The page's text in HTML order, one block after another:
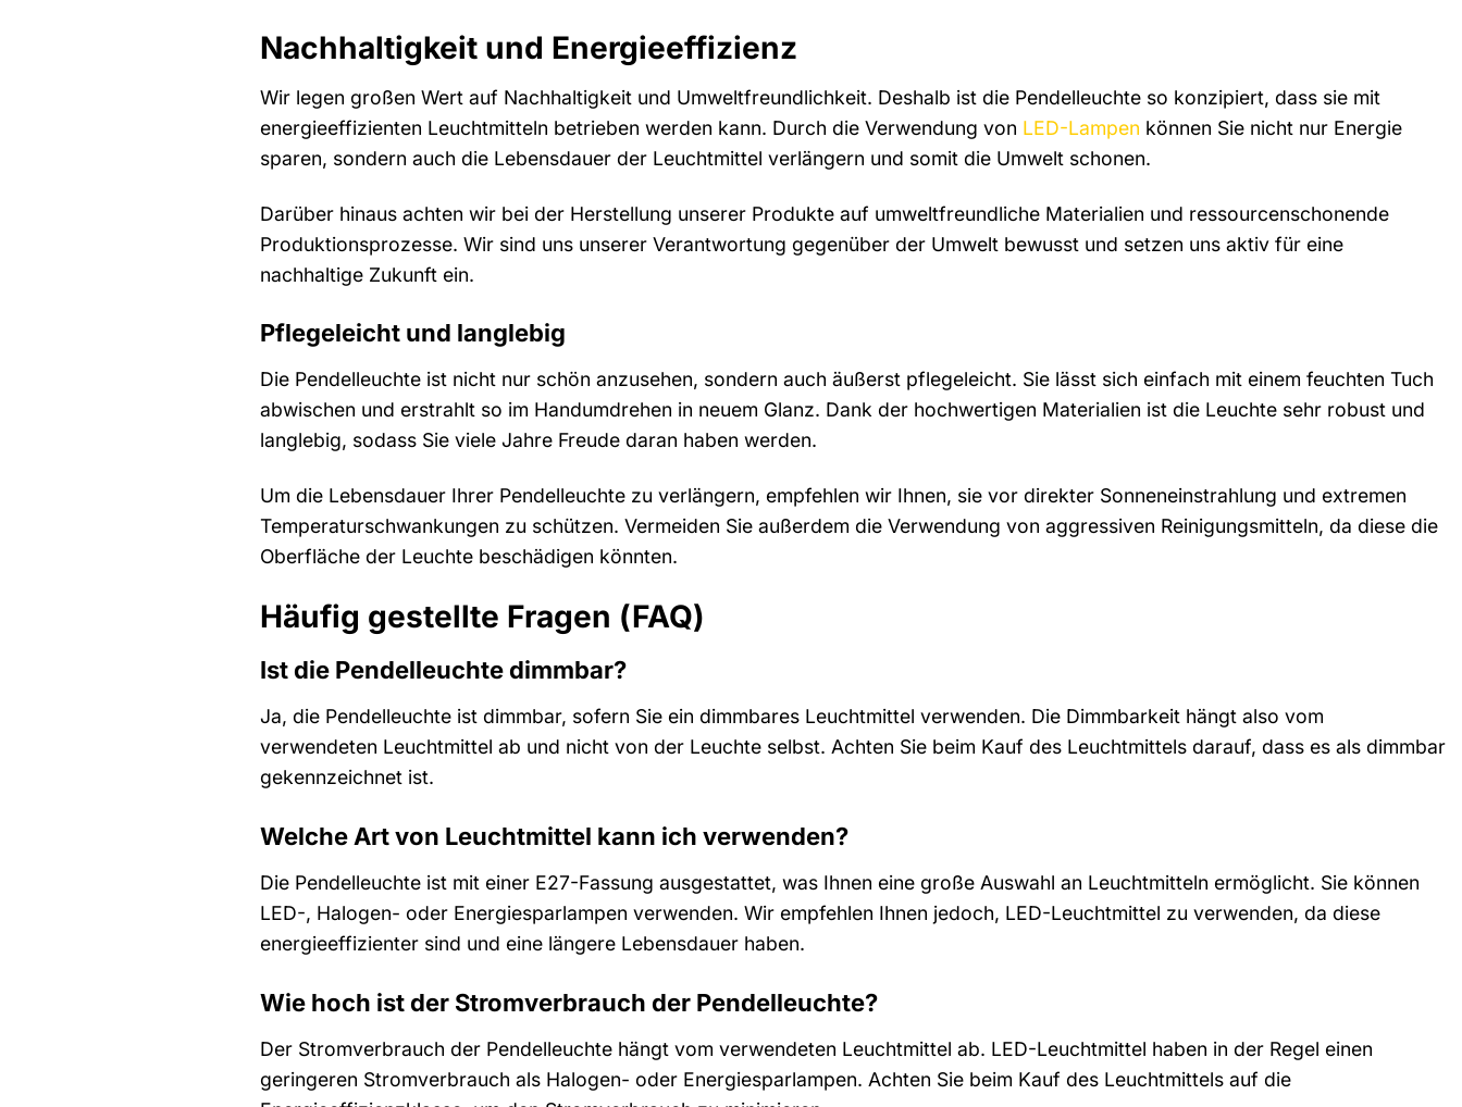
Nachhaltigkeit und Energieeffizienz
Wir legen großen Wert auf Nachhaltigkeit und Umweltfreundlichkeit. Deshalb ist die Pendelleuchte so konzipiert, dass sie mit
energieeffizienten Leuchtmitteln betrieben werden kann. Durch die Verwendung von LED-Lampen können Sie nicht nur Energie
sparen, sondern auch die Lebensdauer der Leuchtmittel verlängern und somit die Umwelt schonen.
Darüber hinaus achten wir bei der Herstellung unserer Produkte auf umweltfreundliche Materialien und ressourcenschonende
Produktionsprozesse. Wir sind uns unserer Verantwortung gegenüber der Umwelt bewusst und setzen uns aktiv für eine
nachhaltige Zukunft ein.
Pflegeleicht und langlebig
Die Pendelleuchte ist nicht nur schön anzusehen, sondern auch äußerst pflegeleicht. Sie lässt sich einfach mit einem feuchten Tuch
abwischen und erstrahlt so im Handumdrehen in neuem Glanz. Dank der hochwertigen Materialien ist die Leuchte sehr robust und
langlebig, sodass Sie viele Jahre Freude daran haben werden.
Um die Lebensdauer Ihrer Pendelleuchte zu verlängern, empfehlen wir Ihnen, sie vor direkter Sonneneinstrahlung und extremen
Temperaturschwankungen zu schützen. Vermeiden Sie außerdem die Verwendung von aggressiven Reinigungsmitteln, da diese die
Oberfläche der Leuchte beschädigen könnten.
Häufig gestellte Fragen (FAQ)
Ist die Pendelleuchte dimmbar?
Ja, die Pendelleuchte ist dimmbar, sofern Sie ein dimmbares Leuchtmittel verwenden. Die Dimmbarkeit hängt also vom
verwendeten Leuchtmittel ab und nicht von der Leuchte selbst. Achten Sie beim Kauf des Leuchtmittels darauf, dass es als dimmbar
gekennzeichnet ist.
Welche Art von Leuchtmittel kann ich verwenden?
Die Pendelleuchte ist mit einer E27-Fassung ausgestattet, was Ihnen eine große Auswahl an Leuchtmitteln ermöglicht. Sie können
LED-, Halogen- oder Energiesparlampen verwenden. Wir empfehlen Ihnen jedoch, LED-Leuchtmittel zu verwenden, da diese
energieeffizienter sind und eine längere Lebensdauer haben.
Wie hoch ist der Stromverbrauch der Pendelleuchte?
Der Stromverbrauch der Pendelleuchte hängt vom verwendeten Leuchtmittel ab. LED-Leuchtmittel haben in der Regel einen
geringeren Stromverbrauch als Halogen- oder Energiesparlampen. Achten Sie beim Kauf des Leuchtmittels auf die